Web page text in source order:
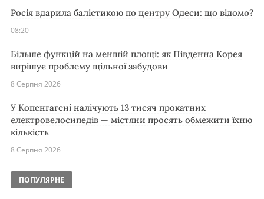
Росія вдарила балістикою по центру Одеси: що відомо?
08:20
Більше функцій на меншій площі: як Південна Корея
вирішує проблему щільної забудови
8 Серпня 2026
У Копенгагені налічують 13 тисяч прокатних
електровелосипедів — містяни просять обмежити їхню
кількість
8 Серпня 2026
ПОПУЛЯРНЕ